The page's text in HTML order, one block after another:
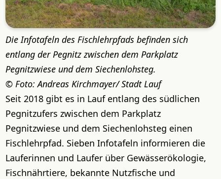
Die Infotafeln des Fischlehrpfads befinden sich
entlang der Pegnitz zwischen dem Parkplatz
Pegnitzwiese und dem Siechenlohsteg.
Foto: Andreas Kirchmayer/ Stadt Lauf
Seit 2018 gibt es in Lauf entlang des südlichen
Pegnitzufers zwischen dem Parkplatz
Pegnitzwiese und dem Siechenlohsteg einen
Fischlehrpfad. Sieben Infotafeln informieren die
Lauferinnen und Laufer über Gewässerökologie,
Fischnährtiere, bekannte Nutzfische und